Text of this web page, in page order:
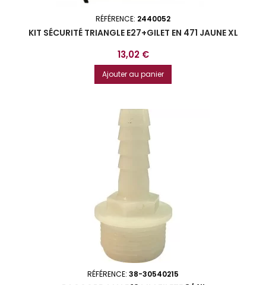
RÉFÉRENCE: 2440052
KIT SÉCURITÉ TRIANGLE E27+GILET EN 471 JAUNE XL
Prix
13,02 €
Ajouter au panier
RÉFÉRENCE: 38-30540215